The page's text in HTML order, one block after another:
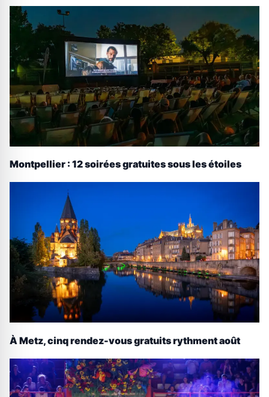
Montpellier : 12 soirées gratuites sous les étoiles
À Metz, cinq rendez-vous gratuits rythment août